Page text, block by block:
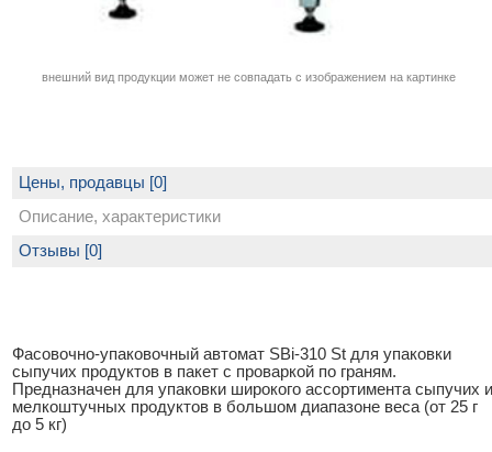
внешний вид продукции может не совпадать с изображением на картинке
Цены, продавцы [0]
Описание, характеристики
Фасовочно-упаковочный автомат SBi-310 St для упаковки
сыпучих продуктов в пакет с проваркой по граням.
Предназначен для упаковки широкого ассортимента сыпучих и
мелкоштучных продуктов в большом диапазоне веса (от 25 г
до 5 кг)
Отзывы [0]